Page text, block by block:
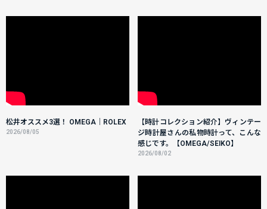
松井オススメ3選！ OMEGA｜ROLEX
2026/08/05
【時計コレクション紹介】ヴィンテー
ジ時計屋さんの私物時計って、こんな
感じです。【OMEGA/SEIKO】
2026/08/02